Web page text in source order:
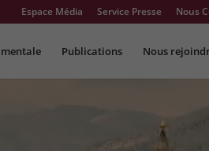
Espace Média Service Presse Nous
Publications Nous